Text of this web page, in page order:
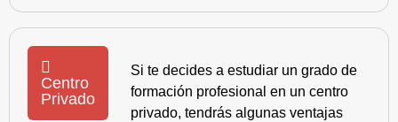
Centro
Privado
Si te decides a estudiar un grado de
formación profesional en un centro
privado, tendrás algunas ventajas